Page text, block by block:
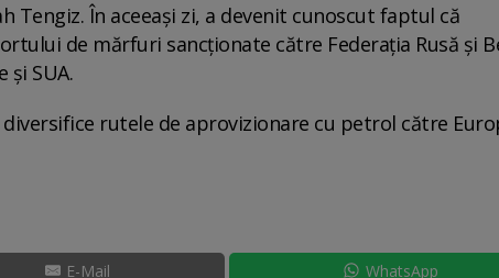
Tengiz. În aceeași zi, a devenit cunoscut faptul că
de mărfuri sancționate către Federația Rusă și
și SUA.
rutele de aprovizionare cu petrol către
E-Mail WhatsApp